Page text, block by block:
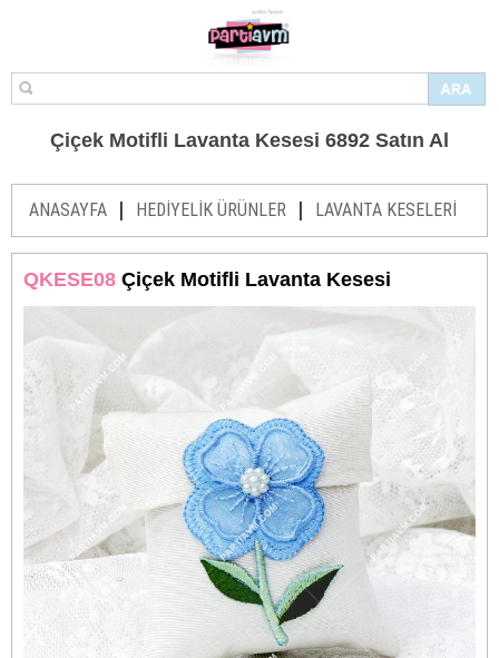
Çiçek Motifli Lavanta Kesesi 6892 Satın Al
ANASAYFA | HEDİYELİK ÜRÜNLER | LAVANTA KESELERİ
QKESE08 Çiçek Motifli Lavanta Kesesi